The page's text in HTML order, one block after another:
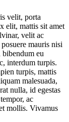
velit, porta
elit, mattis sit amet
velit ac
mauris nisi
eu
interdum turpis.
turpis, mattis
malesuada,
nulla, id egestas
ac
mollis. Vivamus